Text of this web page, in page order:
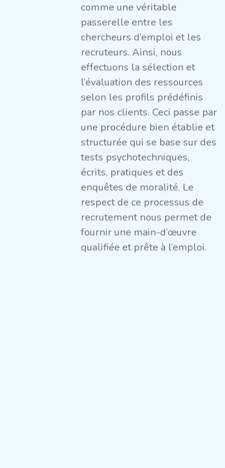
comme une véritable
passerelle entre les
chercheurs d’emploi et les
recruteurs. Ainsi, nous
effectuons la sélection et
l’évaluation des ressources
selon les profils prédéfinis
par nos clients. Ceci passe par
une procédure bien établie et
structurée qui se base sur des
tests psychotechniques,
écrits, pratiques et des
enquêtes de moralité. Le
respect de ce processus de
recrutement nous permet de
fournir une main-d’œuvre
qualifiée et prête à l’emploi.